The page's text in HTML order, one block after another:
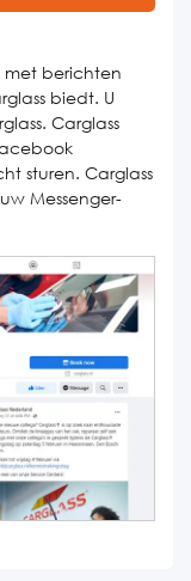
met berichten
biedt. U
Carglass
sturen. Carglass
Messenger-